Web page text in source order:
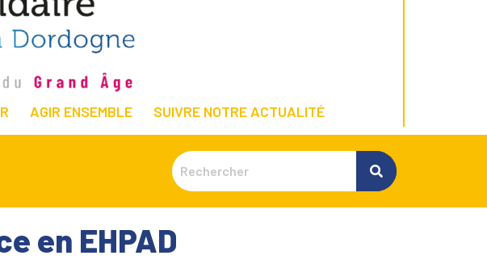
AGIR ENSEMBLE SUIVRE NOTRE ACTUALITÉ
en EHPAD